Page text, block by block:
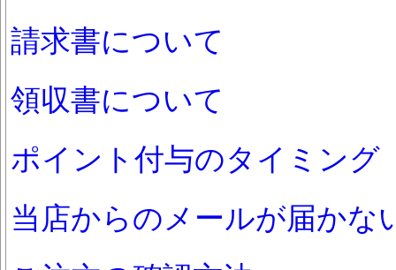
請求書について
領収書について
ポイント付与のタイミング
当店からのメールが届かな